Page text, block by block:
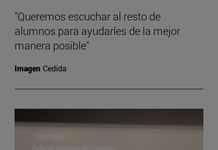
"Queremos escuchar al resto de
alumnos para ayudarles de la mejor
manera posible"
Imagen Cedida